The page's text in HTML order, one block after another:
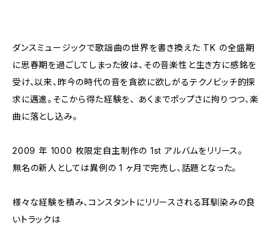
ダンスミュージックで歌謡曲の世界を書き換えた TK の全盛期
に思春期を過ごしてしまった彼は、その音楽性と生き方に感銘を
受け、以来、昨今の時代の音を貪欲に欲しがるテクノビッチ的探
求に邁進。そこから得た経験を、 あくまでポップさに拘りつつ、楽
曲に落とし込み。
2009 年 1000 枚限定自主制作の 1st アルバムをリリース。
無名の新人としては異例の 1 ヶ月で完売し、話題となった。
様々な経験を積み、コンスタントにリリースされる耳馴染みの良
いトラックは